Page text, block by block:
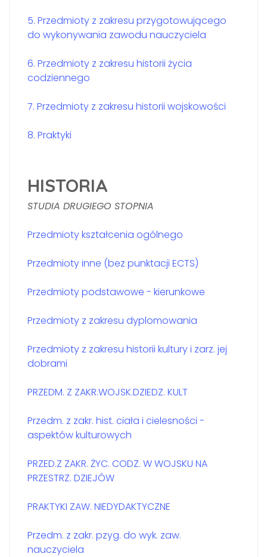
5. Przedmioty z zakresu przygotowującego
do wykonywania zawodu nauczyciela
6. Przedmioty z zakresu historii życia
codziennego
7. Przedmioty z zakresu historii wojskowości
8. Praktyki
HISTORIA
STUDIA DRUGIEGO STOPNIA
Przedmioty kształcenia ogólnego
Przedmioty inne (bez punktacji ECTS)
Przedmioty podstawowe - kierunkowe
Przedmioty z zakresu dyplomowania
Przedmioty z zakresu historii kultury i zarz. jej
dobrami
PRZEDM. Z ZAKR.WOJSK.DZIEDZ. KULT
Przedm. z zakr. hist. ciała i cielesności -
aspektów kulturowych
PRZED.Z ZAKR. ŻYC. CODZ. W WOJSKU NA
PRZESTRZ. DZIEJÓW
PRAKTYKI ZAW. NIEDYDAKTYCZNE
Przedm. z zakr. pzyg. do wyk. zaw.
nauczyciela